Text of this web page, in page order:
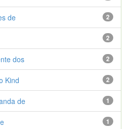
2
de
2
2
dos
2
Kind
1
de
1